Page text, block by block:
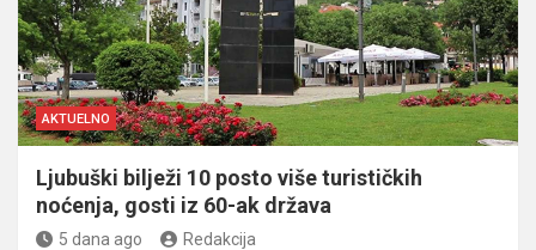
AKTUELNO
Ljubuški bilježi 10 posto više turističkih
noćenja, gosti iz 60-ak država
5 dana ago Redakcija